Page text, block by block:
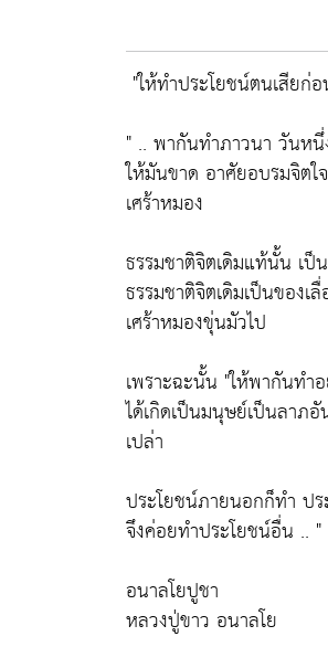
"ให้ทำประโยชน์ตนเสียก่
" .. พากันทำภาวนา วันหนึ่
ให้มันขาด อาศัยอบรมจิตใ
เศร้าหมอง
ธรรมชาติจิตเดิมแท้นั้น เป็
ธรรมชาติจิตเดิมเป็นของ
เศร้าหมองขุ่นมัวไป
เพราะฉะนั้น "ให้พากันทำ
ได้เกิดเป็นมนุษย์เป็นลาภ
เปล่า
ประโยชน์ภายนอกก็ทำ ป
จึงค่อยทำประโยชน์อื่น .. "
อนาลโยปูชา
หลวงปู่ขาว อนาลโย